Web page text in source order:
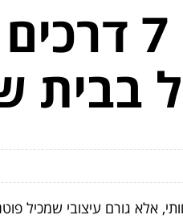
סורגים
בבית
אלא גורם עיצובי שמכיל